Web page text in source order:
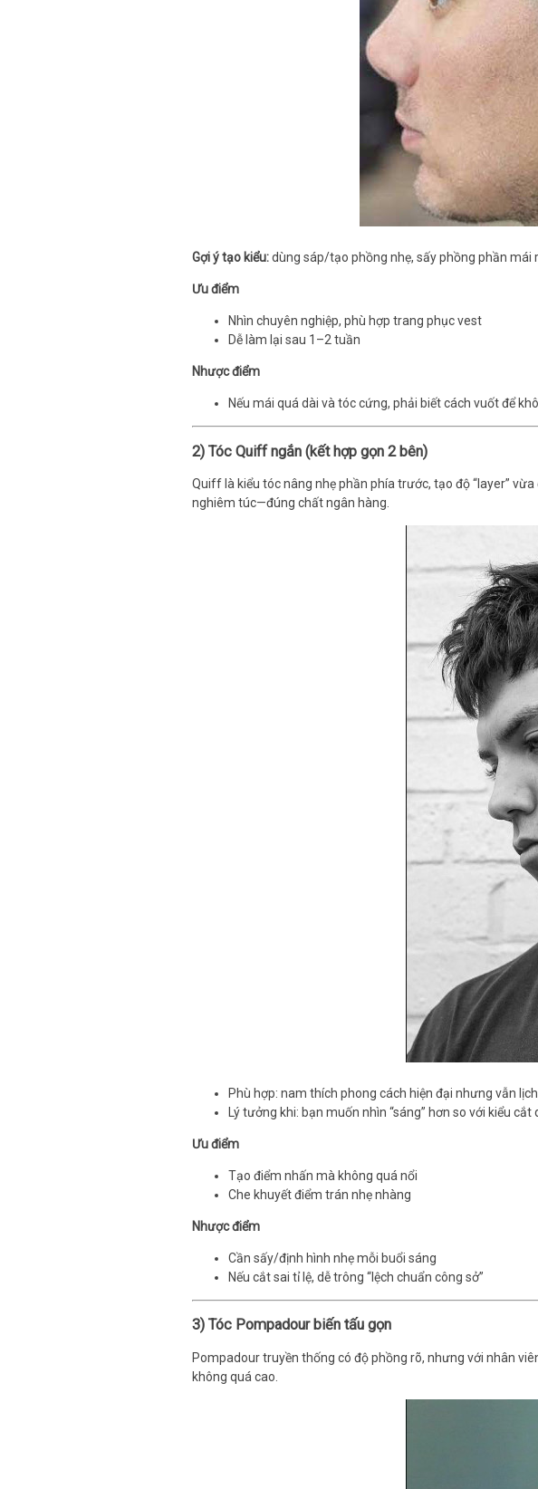
Gợi ý tạo kiểu:dùng sáp/tạo phồng nhẹ, sấy phồng phần mái
Ưu điểm
Nhìn chuyên nghiệp, phù hợp trang phục vest
Dễ làm lại sau 1–2 tuần
Nhược điểm
Nếu mái quá dài và tóc cứng, phải biết cách vuốt để
2) Tóc Quiff ngắn (kết hợp gọn 2 bên)
Quiff là kiểu tóc nâng nhẹ phần phía trước, tạo độ “layer”
nghiêm túc—đúng chất ngân hàng.
Phù hợp: nam thích phong cách hiện đại nhưng vẫn
Lý tưởng khi: bạn muốn nhìn “sáng” hơn so với kiểu cắt
Ưu điểm
Tạo điểm nhấn mà không quá nổi
Che khuyết điểm trán nhẹ nhàng
Nhược điểm
Cần sấy/định hình nhẹ mỗi buổi sáng
Nếu cắt sai tỉ lệ, dễ trông “lệch chuẩn công sở”
3) Tóc Pompadour biến tấu gọn
Pompadour truyền thống có độ phồng rõ, nhưng với nhân
không quá cao.